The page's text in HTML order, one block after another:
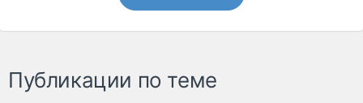
Публикации по теме